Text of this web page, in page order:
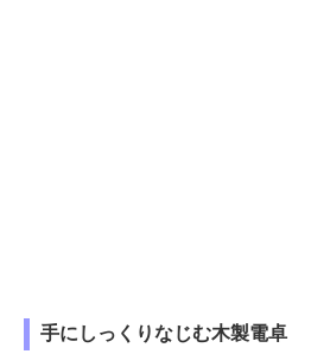
手にしっくりなじむ木製電卓